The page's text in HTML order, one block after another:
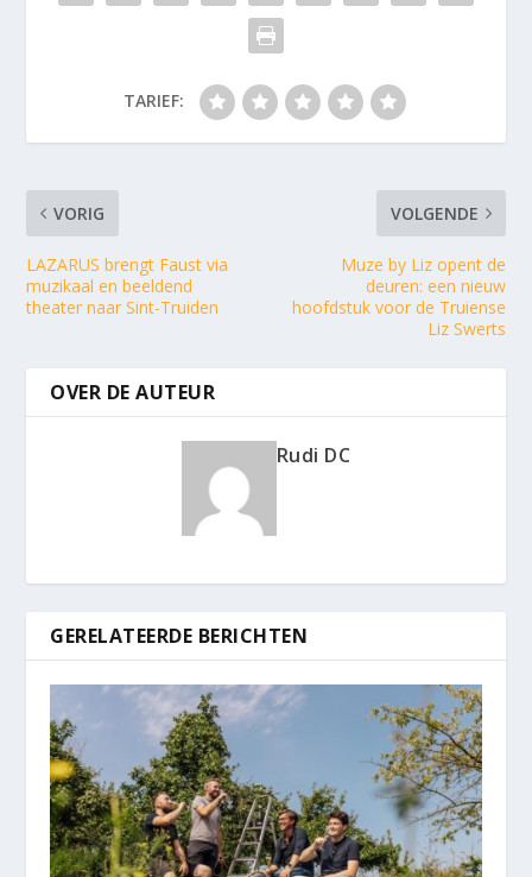
TARIEF:
VORIG
LAZARUS brengt Faust via
muzikaal en beeldend
theater naar Sint-Truiden
VOLGENDE
Muze by Liz opent de
deuren: een nieuw
hoofdstuk voor de Truiense
Liz Swerts
OVER DE AUTEUR
Rudi DC
GERELATEERDE BERICHTEN